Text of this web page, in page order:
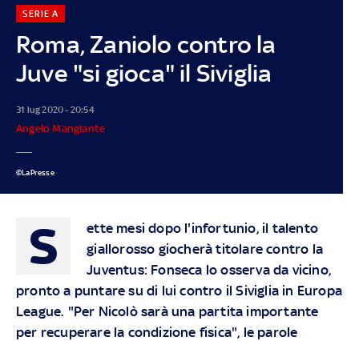
Roma, Zaniolo contro la
Juve "si gioca" il Siviglia
SERIE A
31 lug 2020 - 20:54
Angelo Mangiante
©LaPresse
S
ette mesi dopo l'infortunio, il talento
giallorosso giocherà titolare contro la
Juventus: Fonseca lo osserva da vicino,
pronto a puntare su di lui contro il Siviglia in Europa
League. "Per Nicolò sarà una partita importante
per recuperare la condizione fisica", le parole